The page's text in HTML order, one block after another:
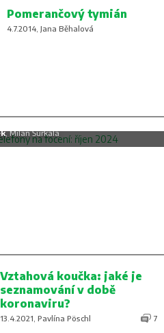
Pomerančový tymián
4.7.2014, Jana Běhalová
, Milan Šurkala
Vztahová koučka: jaké je
seznamování v době
koronaviru?
13.4.2021, Pavlína Pöschl 7